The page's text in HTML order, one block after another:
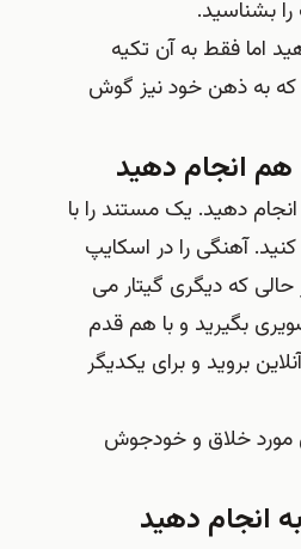
بشناسید.
اما فقط به آن تکیه
به ذهن خود نیز گوش
دهید. یک مستند را با
آهنگی را در اسکایپ
حالی که دیگری گیتار می
بگیرید و با هم قدم
بروید و برای یکدیگر
مورد خلاق و خودجوش